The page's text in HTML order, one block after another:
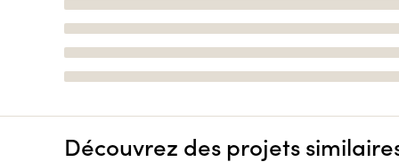
Découvrez des projets